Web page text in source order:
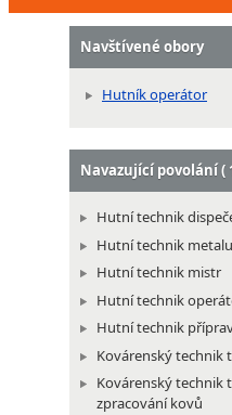
Navštívené obory
Hutník operátor
Navazující povolání (
Hutní technik
Hutní technik
Hutní technik mistr
Hutní technik
Hutní technik
Kovárenský technik
Kovárenský technik
zpracování kovů